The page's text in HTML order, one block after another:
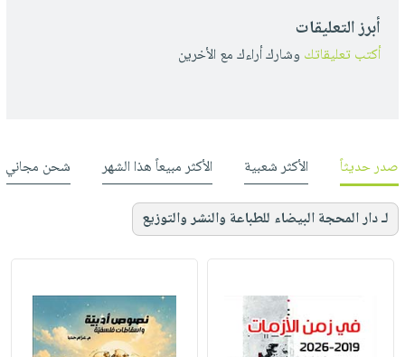
أبرز التعليقات
أكتب تعليقاتك وشارك أراءك مع الأخرين
صدر حديثاً الأكثر شعبية الأكثر مبيعاً هذا الشهر شحن مجاني
لـ دار المحجة البيضاء للطباعة والنشر والتوزيع